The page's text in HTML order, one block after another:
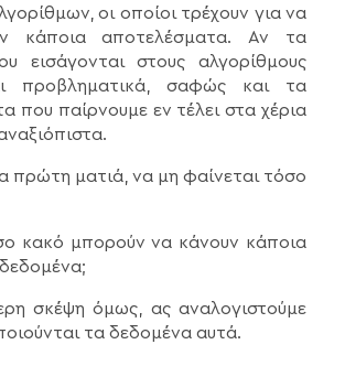
οι οποίοι τρέχουν για να
κάποια αποτελέσματα. Αν τα
εισάγονται στους αλγορίθμους
προβληματικά, σαφώς και τα
που παίρνουμε εν τέλει στα χέρια
πρώτη ματιά, να μη φαίνεται τόσο
κακό μπορούν να κάνουν κάποια
σκέψη όμως, ας αναλογιστούμε
τα δεδομένα αυτά.